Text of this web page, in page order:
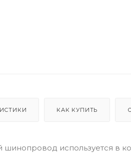
КАК КУПИТЬ
используется в